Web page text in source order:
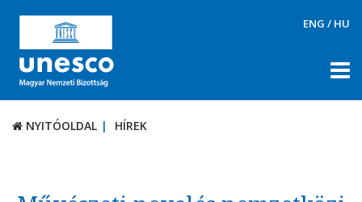
ENG / HU
NYITÓOLDAL HÍREK
TÉMÁK
NYITÓOLDAL HÍREK